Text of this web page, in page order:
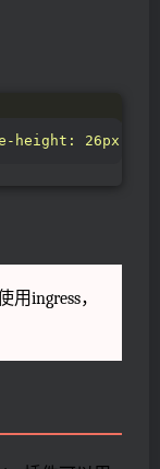
height: 26px;"
ingress，